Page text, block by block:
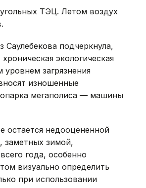
ТЭЦ. Летом воздух
подчеркнула,
экологическая
загрязнения
изношенные
мегаполиса — машины
остается недооцененной
заметных зимой,
года, особенно
визуально определить
при использовании